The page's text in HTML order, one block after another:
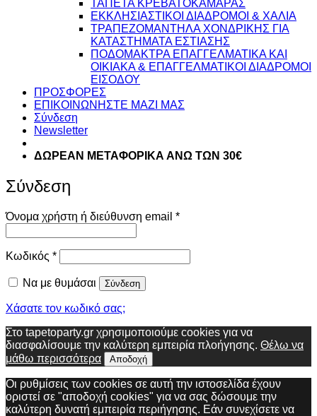
ΤΑΠΕΤΑ ΚΡΕΒΑΤΟΚΑΜΑΡΑΣ
ΕΚΚΛΗΣΙΑΣΤΙΚΟΙ ΔΙΑΔΡΟΜΟΙ & ΧΑΛΙΑ
ΤΡΑΠΕΖΟΜΑΝΤΗΛΑ ΧΟΝΔΡΙΚΗΣ ΓΙΑ
ΚΑΤΑΣΤΗΜΑΤΑ ΕΣΤΙΑΣΗΣ
ΠΟΔΟΜΑΚΤΡΑ ΕΠΑΓΓΕΛΜΑΤΙΚΑ ΚΑΙ
ΟΙΚΙΑΚΑ & ΕΠΑΓΓΕΛΜΑΤΙΚΟΙ ΔΙΑΔΡΟΜΟΙ
ΕΙΣΟΔΟΥ
ΠΡΟΣΦΟΡΕΣ
ΕΠΙΚΟΙΝΩΝΗΣΤΕ ΜΑΖΙ ΜΑΣ
Σύνδεση
Newsletter
ΔΩΡΕΑΝ ΜΕΤΑΦΟΡΙΚΑ ΑΝΩ ΤΩΝ 30€
Σύνδεση
Όνομα χρήστη ή διεύθυνση email *Απαιτείται
Κωδικός *Απαιτείται
Να με θυμάσαι Σύνδεση
Χάσατε τον κωδικό σας;
Στο tapetoparty.gr χρησιμοποιούμε cookies για να
διασφαλίσουμε την καλύτερη εμπειρία πλοήγησης. Θέλω να
μάθω περισσότερα
Αποδοχή
Οι ρυθμίσεις των cookies σε αυτή την ιστοσελίδα έχουν
οριστεί σε "αποδοχή cookies" για να σας δώσουμε την
καλύτερη δυνατή εμπειρία περιήγησης. Εάν συνεχίσετε να